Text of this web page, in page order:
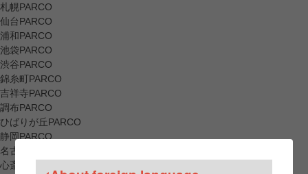
札幌PARCO
仙台PARCO
浦和PARCO
池袋PARCO
渋谷PARCO
錦糸町PARCO
吉祥寺PARCO
調布PARCO
ひばりが丘PARCO
静岡PARCO
名古屋PARCO
心斎橋PARCO